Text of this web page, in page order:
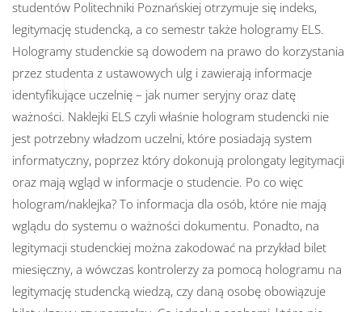
studentów Politechniki Poznańskiej otrzymuje się indeks,
legitymację studencką, a co semestr także hologramy ELS.
Hologramy studenckie są dowodem na prawo do korzystania
przez studenta z ustawowych ulg i zawierają informacje
identyfikujące uczelnię – jak numer seryjny oraz datę
ważności. Naklejki ELS czyli właśnie hologram studencki nie
jest potrzebny władzom uczelni, które posiadają system
informatyczny, poprzez który dokonują prolongaty legitymacji
oraz mają wgląd w informacje o studencie. Po co więc
hologram/naklejka? To informacja dla osób, które nie mają
wglądu do systemu o ważności dokumentu. Ponadto, na
legitymacji studenckiej można zakodować na przykład bilet
miesięczny, a wówczas kontrolerzy za pomocą hologramu na
legitymację studencką wiedzą, czy daną osobę obowiązuje